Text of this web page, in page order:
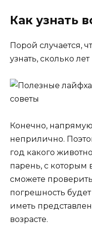
Как узнать
Порой случается,
узнать, сколько
Конечно, напрямую
неприлично.
год какого
парень, с которым
сможете
погрешность будет
иметь
возрасте.